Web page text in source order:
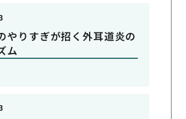
やりすぎが招く外耳道炎の
ム